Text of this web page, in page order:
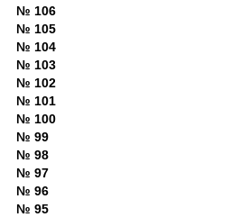
№ 106
№ 105
№ 104
№ 103
№ 102
№ 101
№ 100
№ 99
№ 98
№ 97
№ 96
№ 95